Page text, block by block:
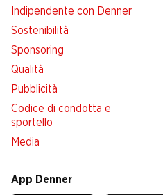
Indipendente con Denner
Sostenibilità
Sponsoring
Qualità
Pubblicità
Codice di condotta e
sportello
Media
App Denner